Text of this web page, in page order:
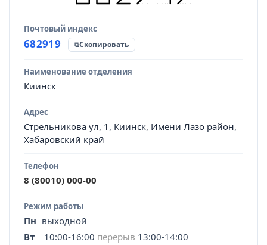
Почтовый индекс
682919 Скопировать
Наименование отделения
Киинск
Адрес
Стрельникова ул, 1, Киинск, Имени Лазо район,
Хабаровский край
Телефон
8 (80010) 000-00
Режим работы
Пн выходной
Вт
10:00-16:00 перерыв 13:00-14:00
Источник данных